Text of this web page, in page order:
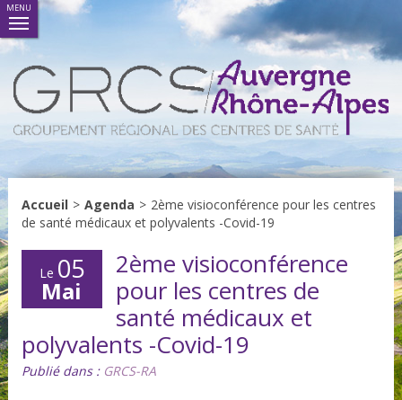
MENU
Accueil > Agenda > 2ème visioconférence pour les centres
de santé médicaux et polyvalents -Covid-19
Le 05
Mai
2ème visioconférence
pour les centres de
santé médicaux et
polyvalents -Covid-19
Publié dans : GRCS-RA